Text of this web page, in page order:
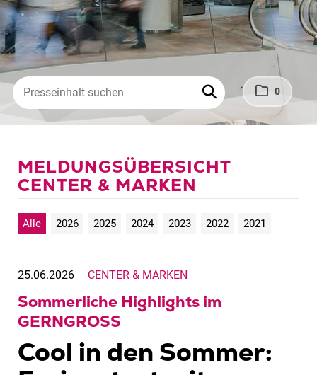
0
MELDUNGSÜBERSICHT
CENTER & MARKEN
Alle 2026 2025 2024 2023 2022 2021
25.06.2026 CENTER & MARKEN
Sommerliche Highlights im
GERNGROSS
Cool in den Sommer: